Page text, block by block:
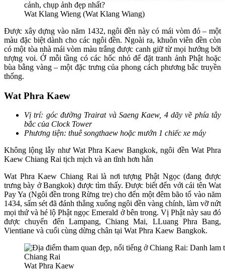
Wat Klang Wieng (Wat Klang Wiang)
Được xây dựng vào năm 1432, ngôi đền này có mái vòm đỏ – một
màu đặc biệt dành cho các ngôi đền. Ngoài ra, khuôn viên đền còn
có một tòa nhà mái vòm màu trắng được canh giữ từ mọi hướng bởi
tượng voi. Ở mỗi tầng có các hốc nhỏ để đặt tranh ảnh Phật hoặc
bùa bằng vàng – một đặc trưng của phong cách phương bắc truyền
thống.
Wat Phra Kaew
Vị trí: góc đường Trairat và Saeng Kaew, 4 dãy về phía tây
bắc của Clock Tower
Phương tiện: thuê songthaew hoặc mướn 1 chiếc xe máy
Không lộng lẫy như Wat Phra Kaew Bangkok, ngôi đền Wat Phra
Kaew Chiang Rai tịch mịch và an tĩnh hơn hẳn
Wat Phra Kaew Chiang Rai là nơi tượng Phật Ngọc (đang được
trưng bày ở Bangkok) được tìm thấy. Được biết đến với cái tên Wat
Pay Ya (Ngôi đền trong Rừng tre) cho đến một đêm bão tố vào năm
1434, sấm sét đã đánh thẳng xuống ngôi đền vàng chính, làm vỡ nứt
mọi thứ và hé lộ Phật ngọc Emerald ở bên trong. Vị Phật này sau đó
được chuyển đến Lampang, Chiang Mai, LLuang Phra Bang,
Vientiane và cuối cùng dừng chân tại Wat Phra Kaew Bangkok.
Wat Phra Kaew